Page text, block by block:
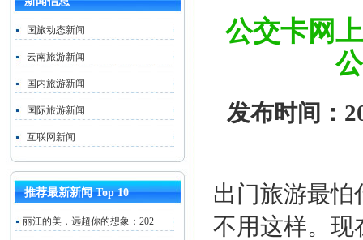
国旅动态新闻
云南旅游新闻
国内旅游新闻
国际旅游新闻
互联网新闻
推荐最新新闻 Top 10
丽江的美，远超你的想象：202
公交卡网
发布时间：
出门旅游最怕
不用这样。现